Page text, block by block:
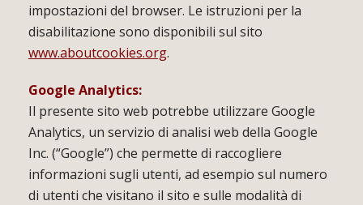
impostazioni del browser. Le istruzioni per la
disabilitazione sono disponibili sul sito
www.aboutcookies.org.
Google Analytics:
Il presente sito web potrebbe utilizzare Google
Analytics, un servizio di analisi web della Google
Inc. (“Google”) che permette di raccogliere
informazioni sugli utenti, ad esempio sul numero
di utenti che visitano il sito e sulle modalità di